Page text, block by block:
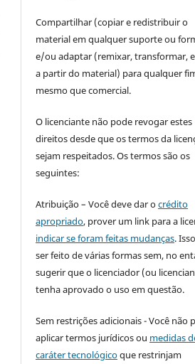
Compartilhar (copiar e redistribuir o
material em qualquer suporte ou
e/ou adaptar (remixar, transformar,
a partir do material) para qualquer
mesmo que comercial.
O licenciante não pode revogar estes
direitos desde que os termos da
sejam respeitados. Os termos são os
seguintes:
Atribuição – Você deve dar ocrédito
apropriado, prover um link para a
indicar se foram feitas mudanças.
ser feito de várias formas sem, no
sugerir que o licenciador (ou
tenha aprovado o uso em questão.
Sem restrições adicionais - Você não
aplicar termos jurídicos ou medidas
caráter tecnológicoque restrinjam